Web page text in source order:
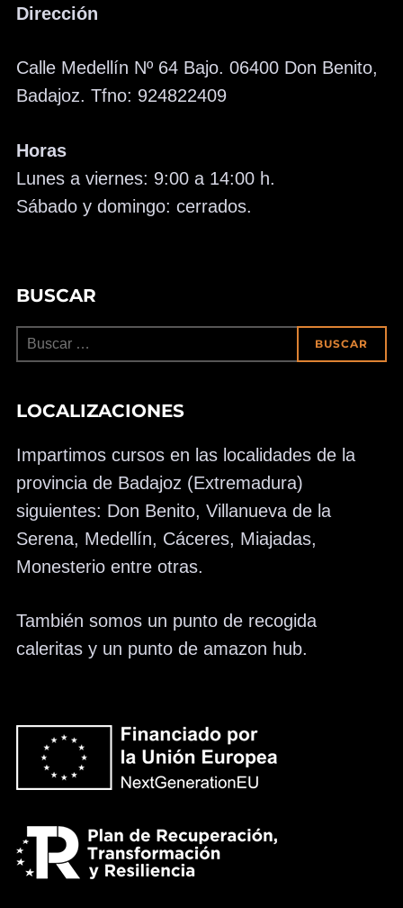
Dirección
Calle Medellín Nº 64 Bajo. 06400 Don Benito,
Badajoz. Tfno: 924822409
Horas
Lunes a viernes: 9:00 a 14:00 h.
Sábado y domingo: cerrados.
BUSCAR
Buscar:
BUSCAR
LOCALIZACIONES
Impartimos cursos en las localidades de la
provincia de Badajoz (Extremadura)
siguientes: Don Benito, Villanueva de la
Serena, Medellín, Cáceres, Miajadas,
Monesterio entre otras.
También somos un punto de recogida
caleritas y un punto de amazon hub.